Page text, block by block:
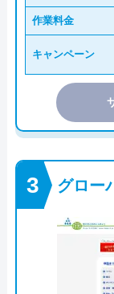
作業料金
キャンペーン
グロー